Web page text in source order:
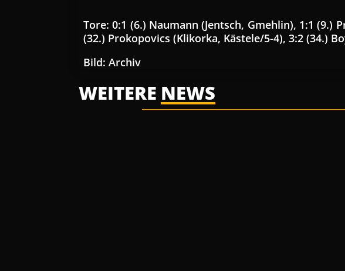
Tore: 0:1 (6.) Naumann (Jentsch, Gmehlin), 1:1 (9.)
(32.) Prokopovics (Klikorka, Kästele/5-4), 3:2 (34.)
Bild: Archiv
WEITERE NEWS